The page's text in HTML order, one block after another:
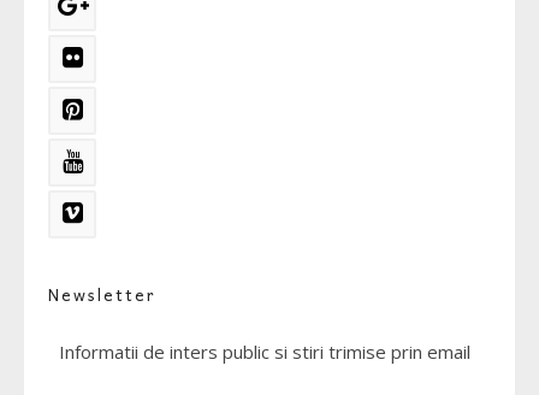
Newsletter
Informatii de inters public si stiri trimise prin email